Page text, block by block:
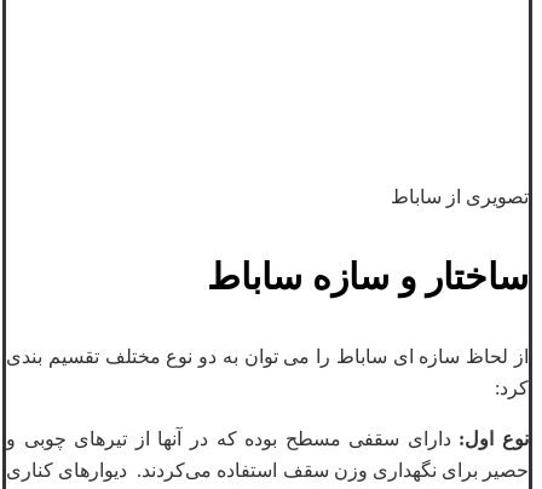
تصویری از ساباط
ساختار و سازه ساباط
از لحاظ سازه ای ساباط را می توان به دو نوع مختلف تقسیم بندی
کرد:
نوع اول: دارای سقفی مسطح بوده که در آنها از تيرهای چوبی و
حصير برای نگهداری وزن سقف استفاده می‌کردند. ديوارهای کناری